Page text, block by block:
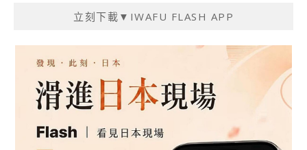
立刻下載▼IWAFU FLASH APP